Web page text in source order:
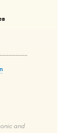
and